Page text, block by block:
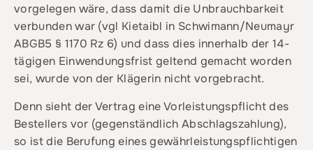
vorgelegen wäre, dass damit die Unbrauchbarkeit
verbunden war (vgl Kietaibl in Schwimann/Neumayr
ABGB5 § 1170 Rz 6) und dass dies innerhalb der 14-
tägigen Einwendungsfrist geltend gemacht worden
sei, wurde von der Klägerin nicht vorgebracht.
Denn sieht der Vertrag eine Vorleistungspflicht des
Bestellers vor (gegenständlich Abschlagszahlung),
so ist die Berufung eines gewährleistungspflichtigen